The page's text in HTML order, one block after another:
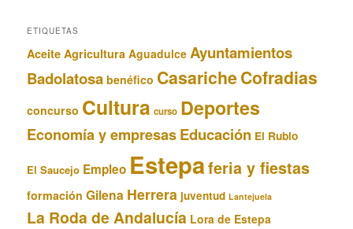
ETIQUETAS
Aceite Agricultura Aguadulce Ayuntamientos
Badolatosa benéfico CasaricheCofradias
concurso Cultura curso Deportes
Economía y empresasEducación El Rubio
El Saucejo Empleo Estepaferia y fiestas
formación Gilena Herrera juventud Lantejuela
La Roda de Andalucía Lora de Estepa